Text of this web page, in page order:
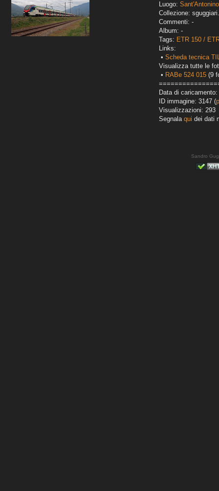
Luogo: Sant'Antonino
Collezione:
Commenti: -
Album: -
Tags: ETR 150 /
Links:
• Scheda tecnica
Visualizza tutte le
• RABe 524 015 (9
Data di
ID immagine: 3147 (
Visualizzazioni: 293
Segnala qui dei dati
Sandro